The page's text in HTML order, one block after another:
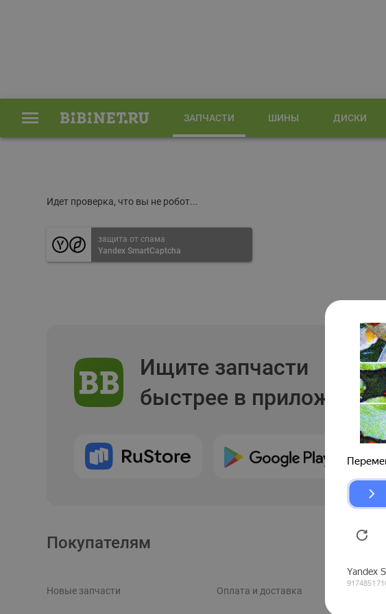
ЗАПЧАСТИ ШИНЫ ДИСКИ
Идет проверка, что вы не робот...
защита от спама
Yandex SmartCaptcha
Ищите запчасти
быстрее в приложении
Покупателям
Новые запчасти Оплата и доставка